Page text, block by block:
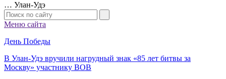
… Улан-Удэ
Меню сайта
День Победы
В Улан-Удэ вручили нагрудный знак «85 лет битвы за
Москву» участнику ВОВ